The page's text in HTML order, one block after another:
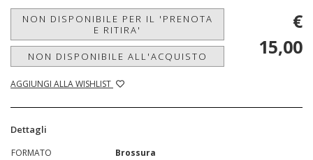
NON DISPONIBILE PER IL 'PRENOTA
E RITIRA'
NON DISPONIBILE ALL'ACQUISTO
AGGIUNGI ALLA WISHLIST
€
15,00
Dettagli
FORMATO
Brossura